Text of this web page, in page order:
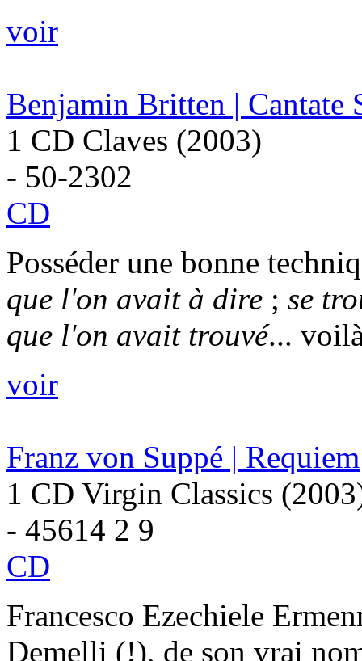
voir
Benjamin Britten | Cantate
1 CD Claves (2003)
- 50-2302
CD
Posséder une bonne
que l'on avait à dire ; se
que l'on avait trouvé...
voir
Franz von Suppé | Requiem
1 CD Virgin Classics
- 45614 2 9
CD
Francesco Ezechiele
Demelli (!), de son vrai